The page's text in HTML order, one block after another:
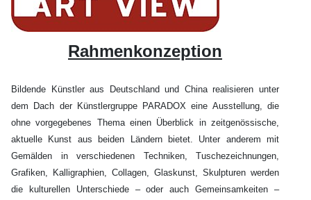
Rahmenkonzeption
Bildende Künstler aus Deutschland und China realisieren unter
dem Dach der Künstlergruppe PARADOX eine Ausstellung, die
ohne vorgegebenes Thema einen Überblick in zeitgenössische,
aktuelle Kunst aus beiden Ländern bietet. Unter anderem mit
Gemälden in verschiedenen Techniken, Tuschezeichnungen,
Grafiken, Kalligraphien, Collagen, Glaskunst, Skulpturen werden
die kulturellen Unterschiede – oder auch Gemeinsamkeiten –